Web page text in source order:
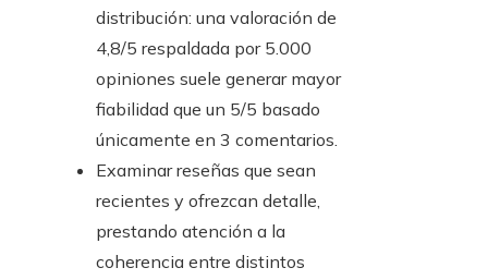
distribución: una valoración de
4,8/5 respaldada por 5.000
opiniones suele generar mayor
fiabilidad que un 5/5 basado
únicamente en 3 comentarios.
Examinar reseñas que sean
recientes y ofrezcan detalle,
prestando atención a la
coherencia entre distintos